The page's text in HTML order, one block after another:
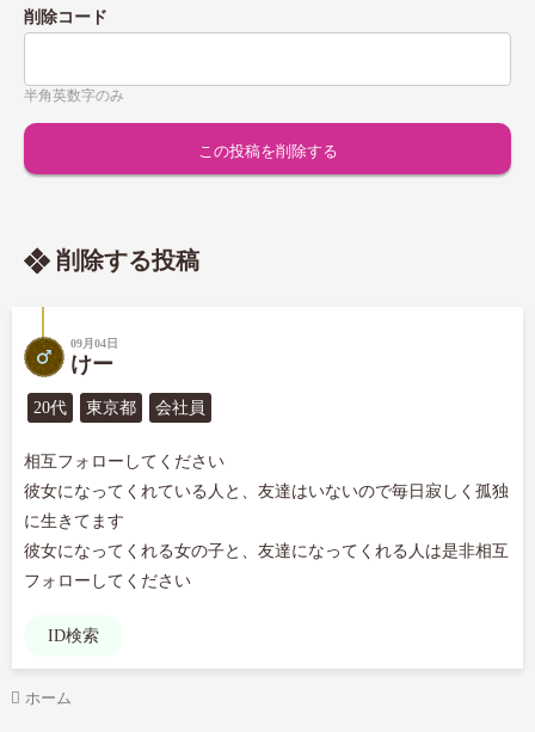
削除コード
半角英数字のみ
削除する投稿
09月04日
けー
20代 東京都 会社員
相互フォローしてください
彼女になってくれている人と、友達はいないので毎日寂しく孤独
に生きてます
彼女になってくれる女の子と、友達になってくれる人は是非相互
フォローしてください
ID検索
ホーム